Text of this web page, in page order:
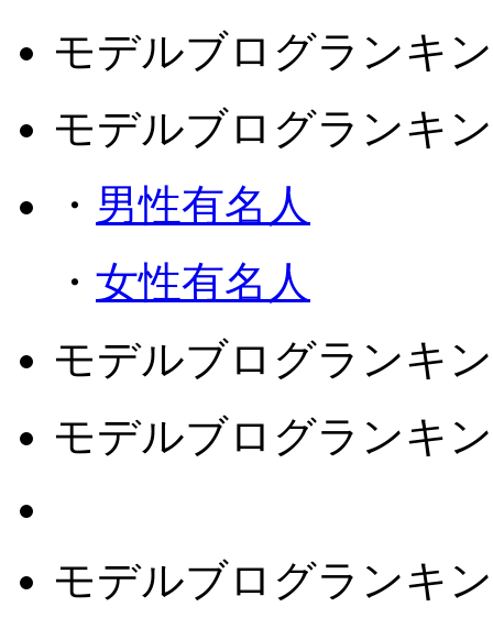
モデルブログランキ
モデルブログランキ
・ 男性有名人
・ 女性有名人
モデルブログランキ
モデルブログランキ
モデルブログランキ